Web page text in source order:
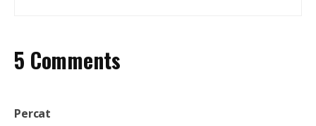
5 Comments
Percat